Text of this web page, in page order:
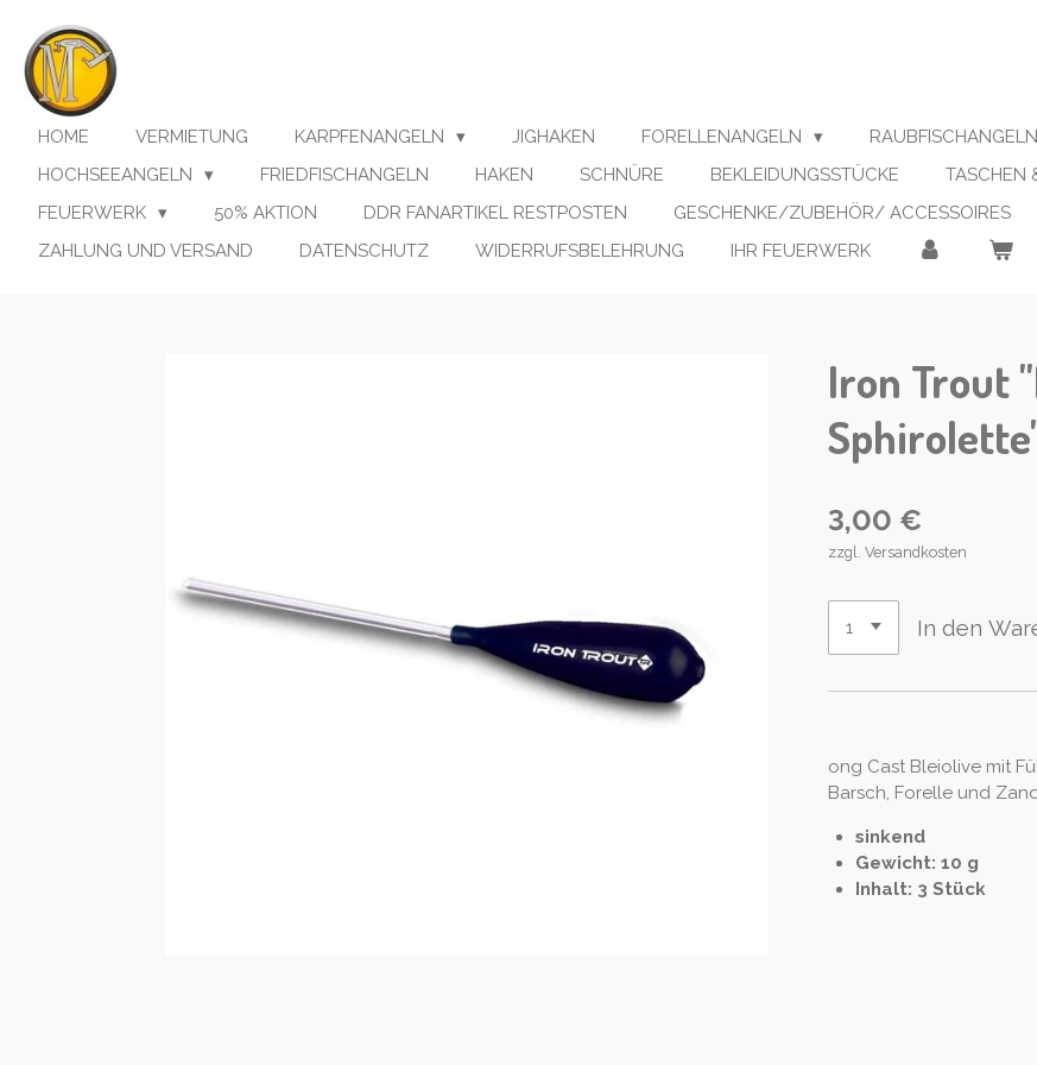
Hauptinhalt
springen
HOME VERMIETUNG KARPFENANGELN JIGHAKEN FORELLENANGELN RAUBFISCHANGELN
HOCHSEEANGELN
FRIEDFISCHANGELN HAKEN SCHNÜRE BEKLEIDUNGSSTÜCKE TASCHEN
FEUERWERK
50% AKTION DDR FANARTIKEL RESTPOSTEN GESCHENKE/ZUBEHÖR/ ACCESSOIRES
ZAHLUNG UND VERSAND
DATENSCHUTZ WIDERRUFSBELEHRUNG IHR FEUERWERK
Iron Trout
3,00 €
zzgl. Versandkosten
In den
ong Cast Bleiolive mit
Barsch, Forelle und
sinkend
Gewicht: 10 g
Inhalt: 3 Stück